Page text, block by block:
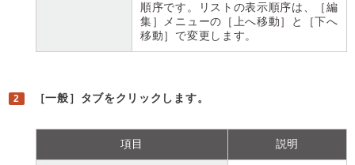
順序です。リストの表示順序は、［編
集］メニューの［上へ移動］と［下へ
移動］で変更します。
［一般］タブをクリックします。
項目 説明